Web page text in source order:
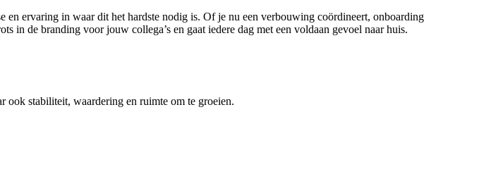
ervaring in waar dit het hardste nodig is. Of je nu een verbouwing coördineert, onboarding
in de branding voor jouw collega’s en gaat iedere dag met een voldaan gevoel naar huis.
ook stabiliteit, waardering en ruimte om te groeien.